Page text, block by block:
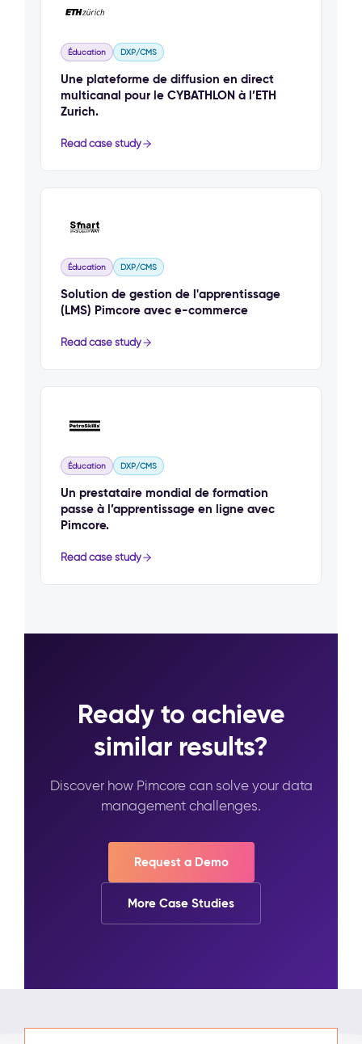
Éducation DXP/CMS
Une plateforme de diffusion en direct
multicanal pour le CYBATHLON à l’ETH
Zurich.
Read case study
Éducation DXP/CMS
Solution de gestion de l'apprentissage
(LMS) Pimcore avec e-commerce
Read case study
Éducation DXP/CMS
Un prestataire mondial de formation
passe à l’apprentissage en ligne avec
Pimcore.
Read case study
Ready to achieve
similar results?
Discover how Pimcore can solve your data
management challenges.
Request a Demo
More Case Studies